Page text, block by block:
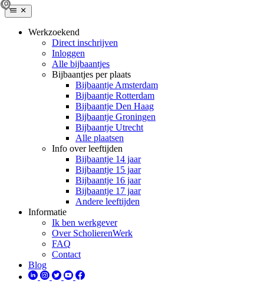
Werkzoekend
Direct inschrijven
Inloggen
Alle bijbaantjes
Bijbaantjes per plaats
Bijbaantje Amsterdam
Bijbaantje Rotterdam
Bijbaantje Den Haag
Bijbaantje Groningen
Bijbaantje Utrecht
Alle plaatsen
Info over leeftijden
Bijbaantje 14 jaar
Bijbaantje 15 jaar
Bijbaantje 16 jaar
Bijbaantje 17 jaar
Andere leeftijden
Informatie
Ik ben werkgever
Over ScholierenWerk
FAQ
Contact
Blog